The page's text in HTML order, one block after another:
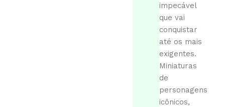
impecável
que vai
conquistar
até os mais
exigentes.
Miniaturas
de
personagens
icônicos,